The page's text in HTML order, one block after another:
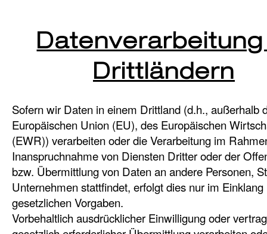
Datenverarbeitung
Drittländern
Sofern wir Daten in einem Drittland (d.h., außerhalb
Europäischen Union (EU), des Europäischen
(EWR)) verarbeiten oder die Verarbeitung im
Inanspruchnahme von Diensten Dritter oder der
bzw. Übermittlung von Daten an andere Personen,
Unternehmen stattfindet, erfolgt dies nur im
gesetzlichen Vorgaben.
Vorbehaltlich ausdrücklicher Einwilligung oder